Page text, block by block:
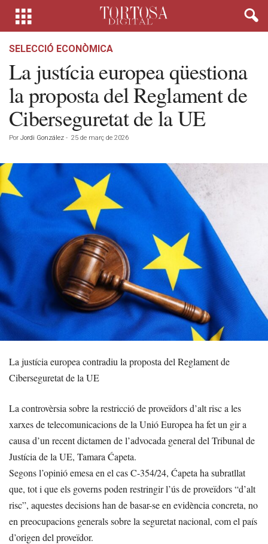
SELECCIÓ ECONÒMICA
La justícia europea qüestiona
la proposta del Reglament de
Ciberseguretat de la UE
Por Jordi González - 25 de març de 2026
La justícia europea contradiu la proposta del Reglament de
Ciberseguretat de la UE
La controvèrsia sobre la restricció de proveïdors d’alt risc a les
xarxes de telecomunicacions de la Unió Europea ha fet un gir a
causa d’un recent dictamen de l’advocada general del Tribunal de
Justícia de la UE, Tamara Ćapeta.
Segons l’opinió emesa en el cas C-354/24, Ćapeta ha subratllat
que, tot i que els governs poden restringir l’ús de proveïdors “d’alt
risc”, aquestes decisions han de basar-se en evidència concreta, no
en preocupacions generals sobre la seguretat nacional, com el país
d’origen del proveïdor.